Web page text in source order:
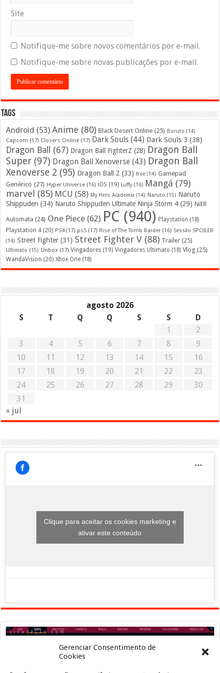
Gerenciar Consentimento de
Cookies
Site
Notifique-me sobre novos comentários por e-mail.
Notifique-me sobre novas publicações por e-mail.
Tags
Android (53) Anime (80) Black Desert Online (25) Boruto (14)
Capcom (17) Closers Online (17) Dark Souls (44) Dark Souls 3 (38)
Dragon Ball (67) Dragon Ball FighterZ (28) Dragon Ball
Super (97) Dragon Ball Xenoverse (43) Dragon Ball
Xenoverse 2 (95) Dragon Ball Z (33) free (14) Gamepad
Genérico (27) Hyper Universe (16) iOS (19) Luffy(16) Mangá (79)
marvel (85) MCU (58) My Hero Academia (14) Naruto (15) Naruto
Shippuden (34) Naruto Shippuden Ultimate Ninja Storm 4 (29) NiER
Automata (24) One Piece (62) PC (940) Playstation (18)
Playstation 4 (20) PS4(17) ps5 (17) Rise of The Tomb Raider (16) Sessão SPOILER
(14) Street Fighter (31) Street Fighter V (88) Trailer (25)
Ultimato (15) Unbox (17) Vingadores (19) Vingadores Ultimato (18) Vlog (25)
WandaVision (20) Xbox One (18)
agosto 2026
S
T Q Q S S
D
1
2
3
4 5 6 7 8
9
10
11 12 13 14 15
16
17
18 19 20 21 22
23
24
25 26 27 28 29
30
31
« jul
Clique para aceitar os cookies marketing e
ativar este conteúdo